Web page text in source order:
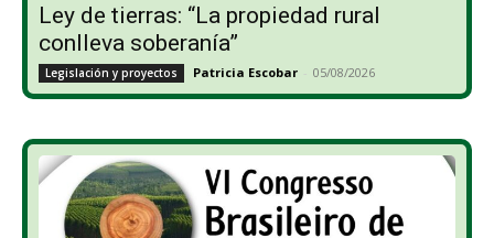
Ley de tierras: “La propiedad rural
conlleva soberanía”
Legislación y proyectos Patricia Escobar - 05/08/2026